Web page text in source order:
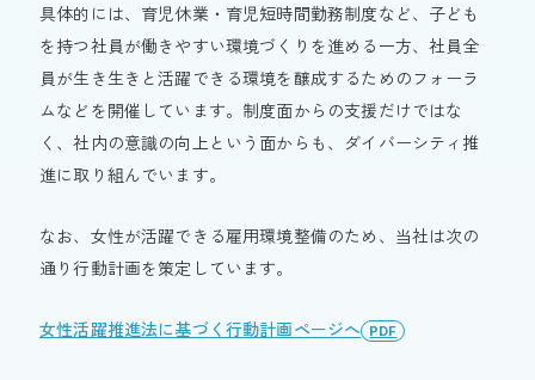
具体的には、育児休業・育児短時間勤務制度など、子ども
を持つ社員が働きやすい環境づくりを進める一方、社員全
員が生き生きと活躍できる環境を醸成するためのフォーラ
ムなどを開催しています。制度面からの支援だけではな
く、社内の意識の向上という面からも、ダイバーシティ推
進に取り組んでいます。
なお、女性が活躍できる雇用環境整備のため、当社は次の
通り行動計画を策定しています。
女性活躍推進法に基づく行動計画ページへ PDF